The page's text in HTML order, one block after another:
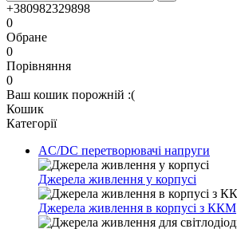
+380982329898
0
Обране
0
Порівняння
0
Ваш кошик порожній :(
Кошик
Категорії
AC/DC перетворювачі напруги
Джерела живлення у корпусі
Джерела живлення в корпусі з ККМ